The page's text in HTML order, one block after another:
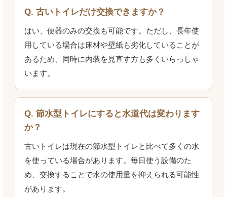
Q. 古いトイレだけ交換できますか？
はい、便器のみの交換も可能です。ただし、長年使
用している場合は床材や壁紙も劣化していることが
あるため、同時に内装を見直す方も多くいらっしゃ
います。
Q. 節水型トイレにすると水道代は変わります
か？
古いトイレは現在の節水型トイレと比べて多くの水
を使っている場合があります。毎日使う設備のた
め、交換することで水の使用量を抑えられる可能性
があります。